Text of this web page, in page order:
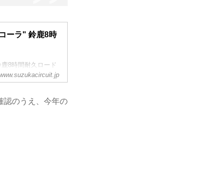
ーラ" 鈴鹿8時
8時間耐久ロード
す。
認のうえ、今年の